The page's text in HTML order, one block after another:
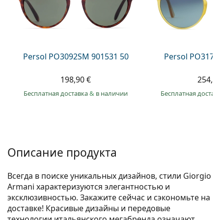
Persol
Prada
Persol PO3092SM 901531 50
198,90 €
Бесплатная доставка& в наличии
Persol
Бесплатная
Описание продукта
Всегда в поиске уникальных дизайнов, стили Giorgio
Armani характеризуются элегантностью и
эксклюзивностью. Закажите сейчас и сэкономьте на
доставке! Красивые дизайны и передовые